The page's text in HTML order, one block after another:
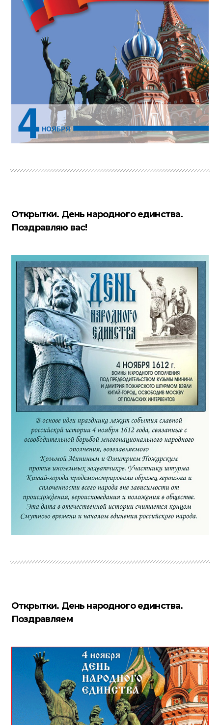
Открытки. День народного единства.
Поздравляю вас!
Открытки. День народного единства.
Поздравляем